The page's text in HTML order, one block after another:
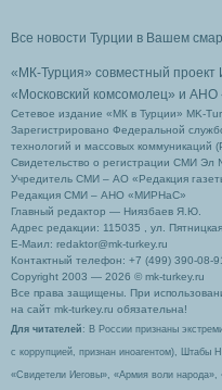
Все новости Турции в Вашем
«МК-Турция» совместный проект
«Московский комсомолец» и АНО
Сетевое издание «МК в Турции» MK-
Зарегистрировано Федеральной
технологий и массовых коммуникаций
Свидетельство о регистрации СМИ
Учредитель СМИ – АО «Редакция
Редакция СМИ – АНО «МИРНаС»
Главный редактор — Ниязбаев Я.Ю.
Адрес редакции: 115035 , ул.
Е-Маил: redaktor@mk-turkey.ru
Контактный телефон: +7 (499) 390-08-
Copyright 2003 — 2026 © mk-turkey.ru
Все права защищены. При
на сайт mk-turkey.ru обязательна!
Для читателей : В России признаны
с коррупцией, признан иноагентом), Штабы
«Свидетели Иеговы», «Армия воли